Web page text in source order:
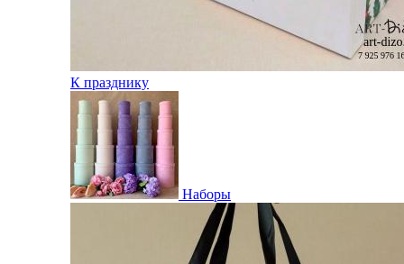
К празднику
Наборы